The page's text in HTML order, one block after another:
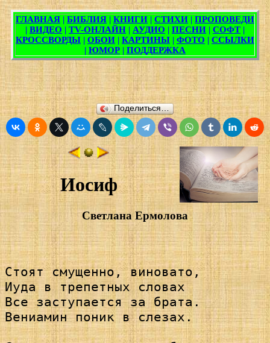
Поделиться…
Иосиф
Светлана Ермолова
Стоят смущенно, виновато,
Иуда в трепетных словах
Все заступается за брата.
Вениамин поник в слезах.